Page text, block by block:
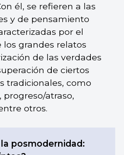
él, se refieren a las
y de pensamiento
por el
grandes relatos
de las verdades
de ciertos
tradicionales, como
progreso/atraso,
otros.
posmodernidad: